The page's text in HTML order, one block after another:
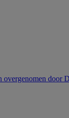
overgenomen door